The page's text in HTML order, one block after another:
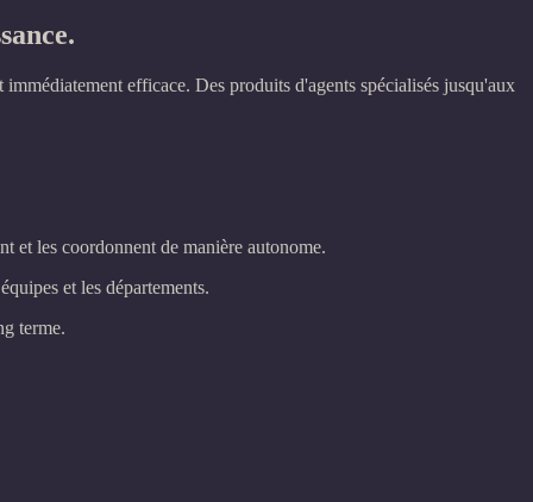
efficace. Des produits d'agents spécialisés jusqu'aux
et les coordonnent de manière autonome.
et les départements.
terme.